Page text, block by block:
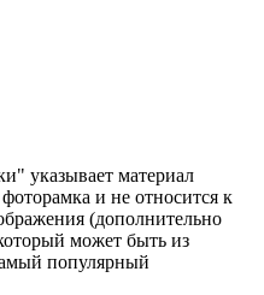
указывает материал
фоторамка и не относится к
(дополнительно
может быть из
популярный